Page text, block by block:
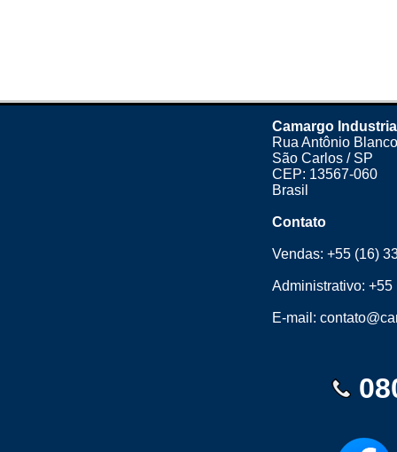
Camargo
Rua Antônio
São Carlos / SP
CEP: 13567-060
Brasil
Contato
Vendas:+55 (16)
Administrativo:+55
E-mail: